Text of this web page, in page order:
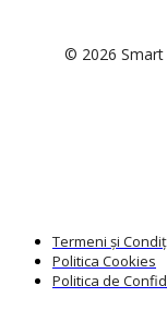
© 2026 Smart
Termeni și
Politica Cookies
Politica de